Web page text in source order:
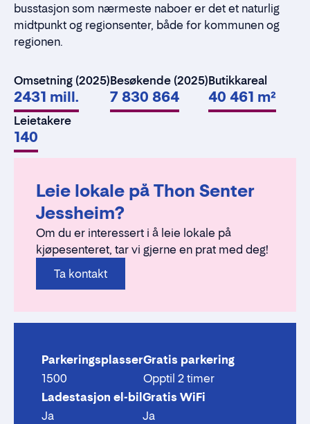
busstasjon som nærmeste naboer er det et naturlig
midtpunkt og regionsenter, både for kommunen og
regionen.
Omsetning (2025)
2431 mill.
Besøkende (2025)
7 830 864
Butikkareal
40 461 m²
Leietakere
140
Leie lokale på Thon Senter
Jessheim?
Om du er interessert i å leie lokale på
kjøpesenteret, tar vi gjerne en prat med deg!
Ta kontakt
Parkeringsplasser
1500
Gratis parkering
Opptil 2 timer
Ladestasjon el-bil
Ja
Gratis WiFi
Ja